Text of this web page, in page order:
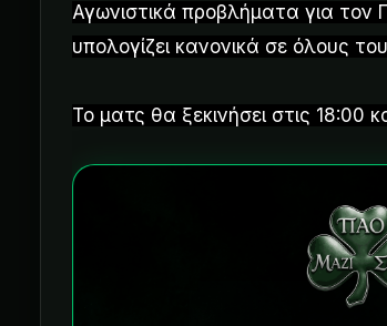
Αγωνιστικά προβλήματα για
υπολογίζει κανονικά σε όλους
Το ματς θα ξεκινήσει στις 18:00